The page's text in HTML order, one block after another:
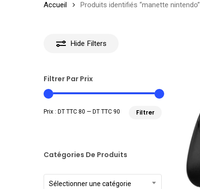
Accueil Produits identifiés “manette nintendo”
Hide Filters
Filtrer Par Prix
Filtrer
Prix : DT TTC 80 — DT TTC 90
Catégories De Produits
Sélectionner une catégorie